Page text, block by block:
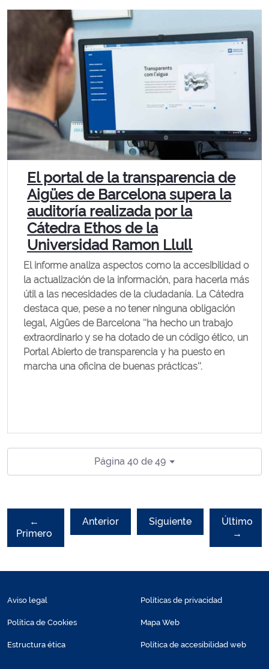
El portal de la transparencia de
Aigües de Barcelona supera la
auditoría realizada por la
Cátedra Ethos de la
Universidad Ramon Llull
El informe analiza aspectos como la accesibilidad o
la actualización de la información, para hacerla más
útil a las necesidades de la ciudadanía. La Cátedra
destaca que, pese a no tener ninguna obligación
legal, Aigües de Barcelona ''ha hecho un trabajo
extraordinario y se ha dotado de un código ético, un
Portal Abierto de transparencia y ha puesto en
marcha una oficina de buenas prácticas''.
Página 40 de 49
←
Primero
Anterior Siguiente
Último
→
Aviso legal
Política de Cookies
Estructura ética
Políticas de privacidad
Mapa Web
Política de accesibilidad web